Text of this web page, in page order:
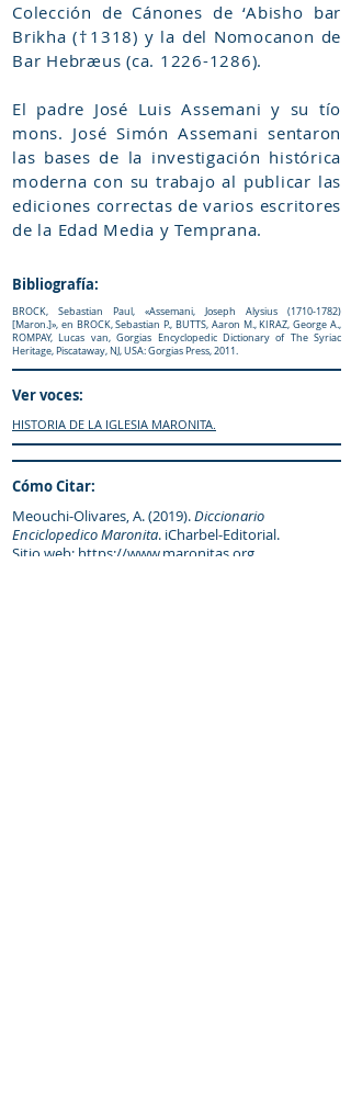
Colección de Cánones de ‘Abisho bar
Brikha (†1318) y la del Nomocanon de
Bar Hebræus (ca. 1226-1286).
El padre José Luis Assemani y su tío
mons. José Simón Assemani sentaron
las bases de la investigación histórica
moderna con su trabajo al publicar las
ediciones correctas de varios escritores
de la Edad Media y Temprana.
Bibliografía:
BROCK, Sebastian Paul, «Assemani, Joseph Alysius (1710-1782)
[Maron.]», en BROCK, Sebastian P., BUTTS, Aaron M., KIRAZ, George A.,
ROMPAY, Lucas van, Gorgias Encyclopedic Dictionary of The Syriac
Heritage, Piscataway, NJ, USA: Gorgias Press, 2011.
Ver voces:
HISTORIA DE LA IGLESIA MARONITA.
Cómo Citar:
Meouchi-Olivares, A. (2019).Diccionario
Enciclopedico Maronita. iCharbel-Editorial.
Sitio web: https://www.maronitas.org